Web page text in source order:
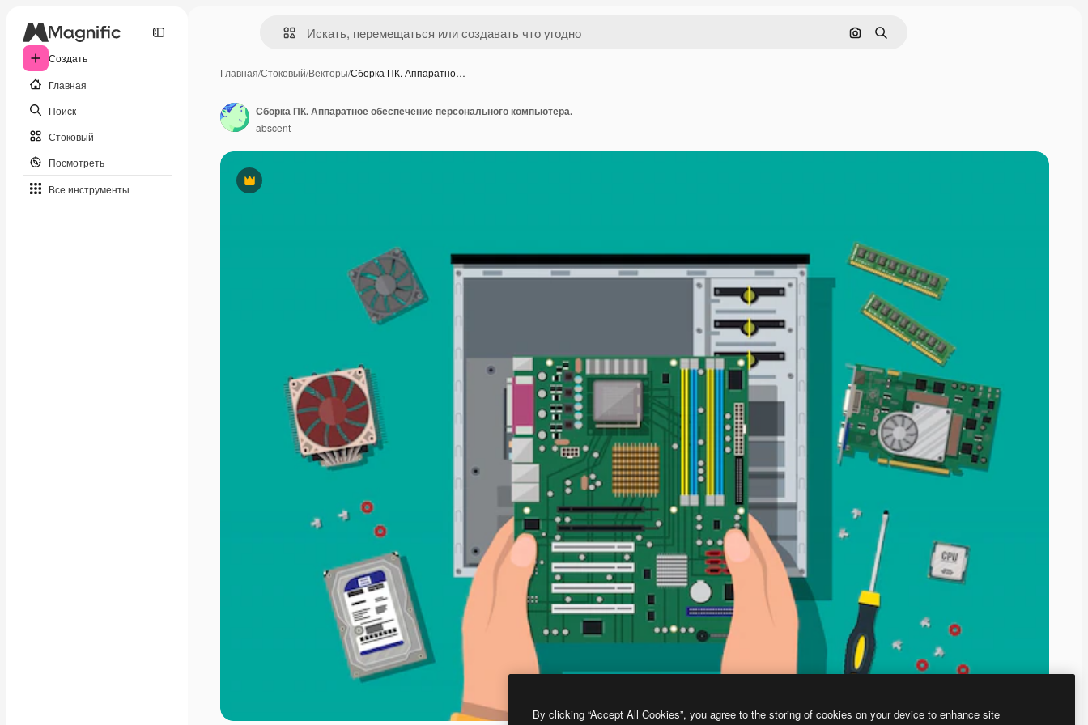
Создать
Главная
Поиск
Стоковый
Посмотреть
Все инструменты
Поиск по изображению
Поиск
Главная/Стоковый/Векторы/Сборка ПК. Аппаратно…
Премиум
Сборка ПК. Аппаратное обеспечение персонального компьютера.
abscent
By clicking “Accept All Cookies”, you agree to the storing of cookies on your device to enhance site